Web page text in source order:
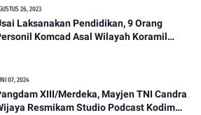
26, 2023
Laksanakan Pendidikan, 9 Orang
Komcad Asal Wilayah Koramil
07, 2024
XIII/Merdeka, Mayjen TNI Candra
Resmikam Studio Podcast Kodim